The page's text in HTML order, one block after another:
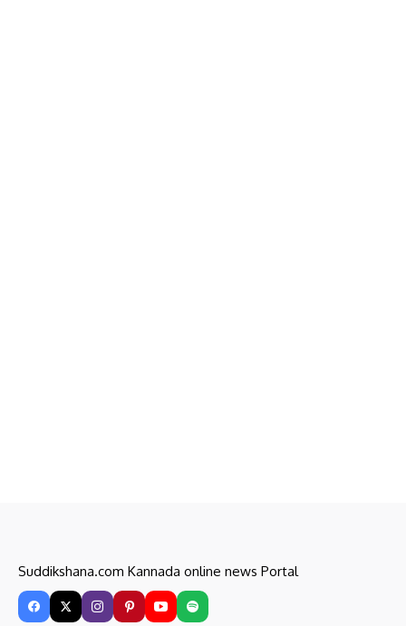
Suddikshana.com Kannada online news Portal